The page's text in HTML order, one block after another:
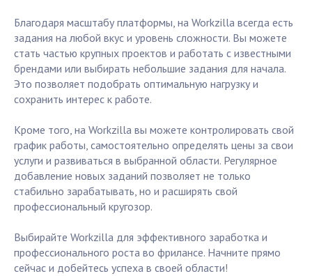
Благодаря масштабу платформы, на Workzilla всегда есть
задания на любой вкус и уровень сложности. Вы можете
стать частью крупных проектов и работать с известными
брендами или выбирать небольшие задания для начала.
Это позволяет подобрать оптимальную нагрузку и
сохранить интерес к работе.
Кроме того, на Workzilla вы можете контролировать свой
график работы, самостоятельно определять цены за свои
услуги и развиваться в выбранной области. Регулярное
добавление новых заданий позволяет не только
стабильно зарабатывать, но и расширять свой
профессиональный кругозор.
Выбирайте Workzilla для эффективного заработка и
профессионального роста во фрилансе. Начните прямо
сейчас и добейтесь успеха в своей области!